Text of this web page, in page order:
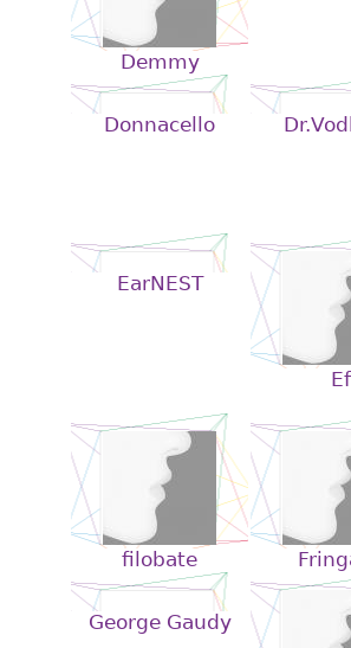
Demmy
Donnacello
EarNEST
filobate
George Gaudy